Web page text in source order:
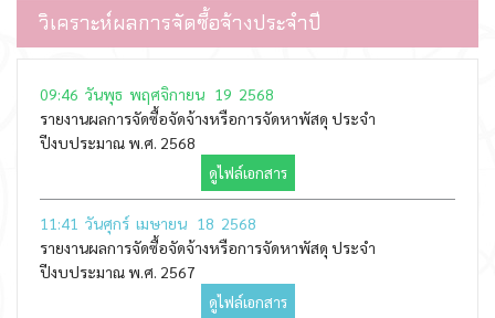
วิเคราะห์ผลการจัดซื้อจ้างประจำปี
09:46 วันพุธ พฤศจิกายน 19 2568
รายงานผลการจัดซื้อจัดจ้างหรือการจัดหาพัสดุ ประจำ
ปีงบประมาณ พ.ศ. 2568
ดูไฟล์เอกสาร
11:41 วันศุกร์ เมษายน 18 2568
รายงานผลการจัดซื้อจัดจ้างหรือการจัดหาพัสดุ ประจำ
ปีงบประมาณ พ.ศ. 2567
ดูไฟล์เอกสาร